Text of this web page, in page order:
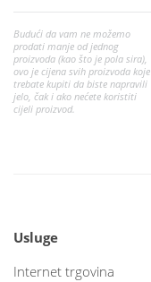
Budući da vam ne možemo
prodati manje od jednog
proizvoda (kao što je pola sira),
ovo je cijena svih proizvoda koje
trebate kupiti da biste napravili
jelo, čak i ako nećete koristiti
cijeli proizvod.
Usluge
Internet trgovina